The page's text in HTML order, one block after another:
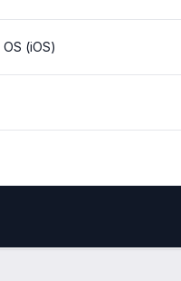
(iOS)